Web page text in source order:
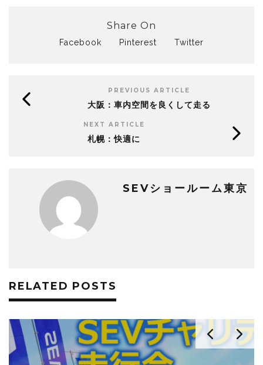
Share On
Facebook Pinterest Twitter
PREVIOUS ARTICLE
大阪：車内空間を良くして走る
NEXT ARTICLE
札幌：快適に
SEVショールーム東京
RELATED POSTS